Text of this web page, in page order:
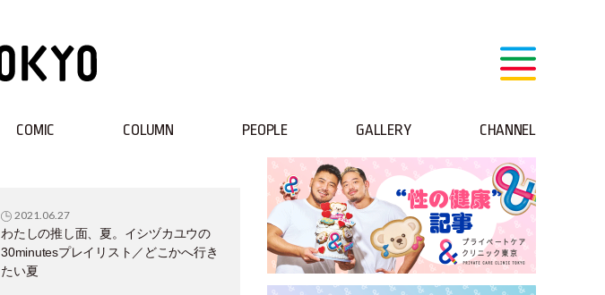
COMIC COLUMN PEOPLE GALLERY CHANNEL
2021.06.27
わたしの推し面、夏。イシヅカユウの
30minutesプレイリスト／どこかへ行き
たい夏